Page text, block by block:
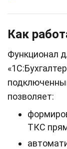
Как
Функционал
позволяет:
ТКС